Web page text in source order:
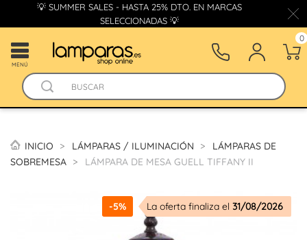
💡 SUMMER SALES - HASTA 25% DTO. EN MARCAS
SELECCIONADAS 💡
MENÚ
0
INICIO LÁMPARAS / ILUMINACIÓN
LÁMPARAS DE
SOBREMESA
LÁMPARA DE MESA GUELL TIFFANY II
-5% La oferta finaliza el 31/08/2026